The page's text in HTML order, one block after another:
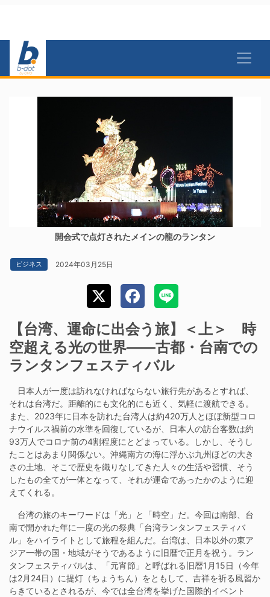
開会式で点灯されたメインの龍のランタン
ビジネス 2024年03月25日
【台湾、運命に出会う旅】＜上＞ 時
空超える光の世界——古都・台南での
ランタンフェスティバル
日本人が一度は訪れなければならない旅行先があるとすれば、
それは台湾だ。距離的にも文化的にも近く、気軽に渡航できる。
また、2023年に日本を訪れた台湾人は約420万人とほぼ新型コロ
ナウイルス禍前の水準を回復しているが、日本人の訪台客数は約
93万人でコロナ前の4割程度にとどまっている。しかし、そうし
たことはあまり関係ない。沖縄南方の海に浮かぶ九州ほどの大き
さの土地、そこで歴史を織りなしてきた人々の生活や習慣、そう
したもの全てが一体となって、それが運命であったかのように迎
えてくれる。
台湾の旅のキーワードは「光」と「時空」だ。今回は南部、台
南で開かれた年に一度の光の祭典「台湾ランタンフェスティバ
ル」をハイライトとして旅程を組んだ。台湾は、日本以外の東ア
ジア一帯の国・地域がそうであるように旧暦で正月を祝う。ラン
タンフェスティバルは、「元宵節」と呼ばれる旧暦1月15日（今年
は2月24日）に提灯（ちょうちん）をともして、吉祥を祈る風習か
らきているとされるが、今では全台湾を挙げた国際的イベント